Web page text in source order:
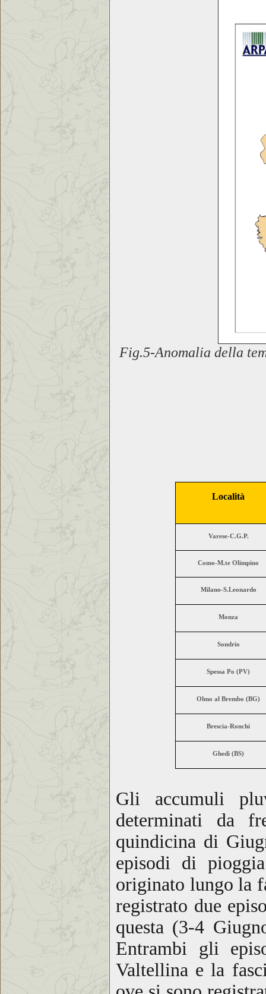
Fig.5-Anomalia della
Località
Varese-C.G.P.
Como-M.te Olimpino
Milano-S.Leonardo
Monza
Sondrio
Spessa Po (PV)
Olmo al Brembo (BG)
Brescia-Ronchi
Ghedi (BS)
Gli accumuli
determinati da
quindicina di
episodi di
originato lungo la
registrato due
questa (3-4
Entrambi gli
Valtellina e la